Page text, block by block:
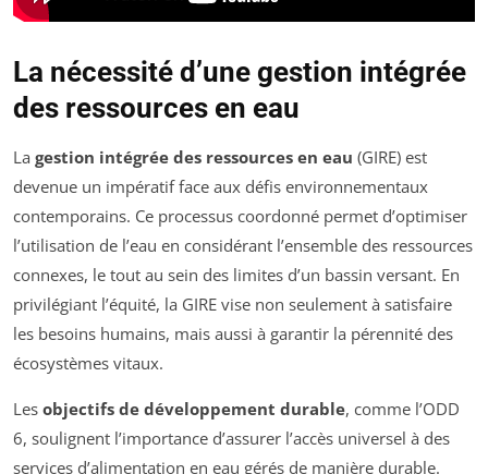
La nécessité d’une gestion intégrée
des ressources en eau
La gestion intégrée des ressources en eau (GIRE) est
devenue un impératif face aux défis environnementaux
contemporains. Ce processus coordonné permet d’optimiser
l’utilisation de l’eau en considérant l’ensemble des ressources
connexes, le tout au sein des limites d’un bassin versant. En
privilégiant l’équité, la GIRE vise non seulement à satisfaire
les besoins humains, mais aussi à garantir la pérennité des
écosystèmes vitaux.
Les objectifs de développement durable, comme l’ODD
6, soulignent l’importance d’assurer l’accès universel à des
services d’alimentation en eau gérés de manière durable.